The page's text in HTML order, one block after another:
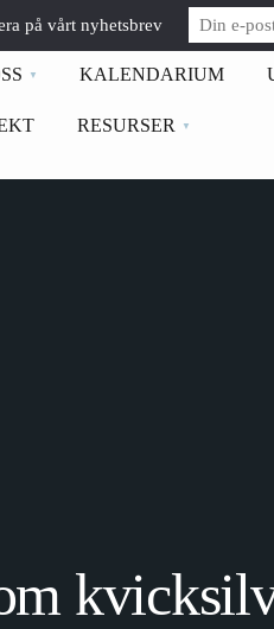
KALENDARIUM
RESURSER
på vårt nyhetsbrev